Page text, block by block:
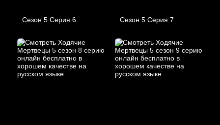
Сезон 5 Серия 6 Сезон 5 Серия 7